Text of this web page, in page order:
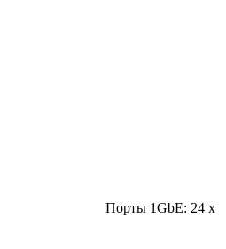
Порты 1GbE: 24 x